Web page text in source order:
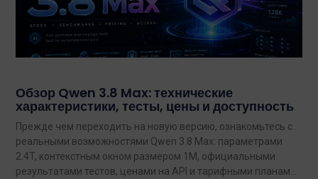
Обзор Qwen 3.8 Max: технические
характеристики, тесты, цены и доступность
Прежде чем переходить на новую версию, ознакомьтесь с
реальными возможностями Qwen 3.8 Max: параметрами
2.4T, контекстным окном размером 1M, официальными
результатами тестов, ценами на API и тарифными планами